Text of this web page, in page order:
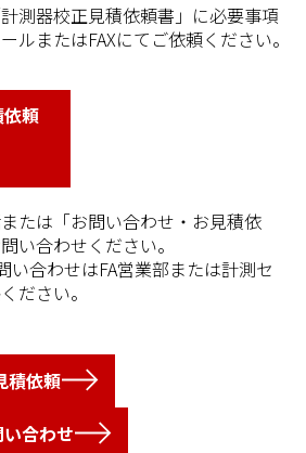
測器校正見積依頼書」に必要事項
ルまたはFAXにてご依頼ください。
頼
たは「お問い合わせ・お見積依
い合わせください。
い合わせはFA営業部または計測セ
ださい。
積依頼
合わせ